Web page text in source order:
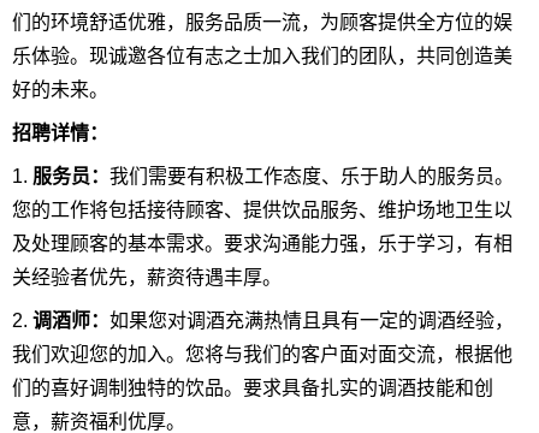
们的环境舒适优雅，服务品质一流，为顾客提供全方位的娱
乐体验。现诚邀各位有志之士加入我们的团队，共同创造美
好的未来。
招聘详情：
1. 服务员： 我们需要有积极工作态度、乐于助人的服务员。
您的工作将包括接待顾客、提供饮品服务、维护场地卫生以
及处理顾客的基本需求。要求沟通能力强，乐于学习，有相
关经验者优先，薪资待遇丰厚。
2. 调酒师： 如果您对调酒充满热情且具有一定的调酒经验，
我们欢迎您的加入。您将与我们的客户面对面交流，根据他
们的喜好调制独特的饮品。要求具备扎实的调酒技能和创
意，薪资福利优厚。